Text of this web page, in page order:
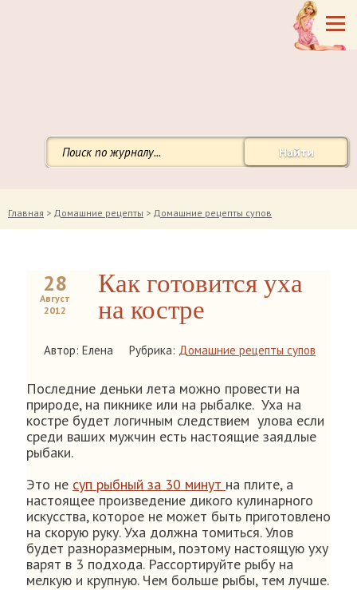
Найти
Главная > Домашние рецепты > Домашние рецепты супов
28
Август
2012
Как готовится уха
на костре
Автор: Елена Рубрика: Домашние рецепты супов
Последние деньки лета можно провести на
природе, на пикнике или на рыбалке. Уха на
костре будет логичным следствием улова если
среди ваших мужчин есть настоящие заядлые
рыбаки.
Это не суп рыбный за 30 минут на плите, а
настоящее произведение дикого кулинарного
искусства, которое не может быть приготовлено
на скорую руку. Уха должна томиться. Улов
будет разноразмерным, поэтому настоящую уху
варят в 3 подхода. Рассортируйте рыбу на
мелкую и крупную. Чем больше рыбы, тем лучше.